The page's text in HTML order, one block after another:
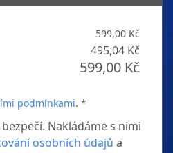
599,00 Kč
495,04 Kč
599,00 Kč
podmínkami. *
Nakládáme s nimi
osobních údajů a